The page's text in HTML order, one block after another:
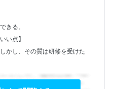
きる。
い点】
かし、その質は研修を受けた